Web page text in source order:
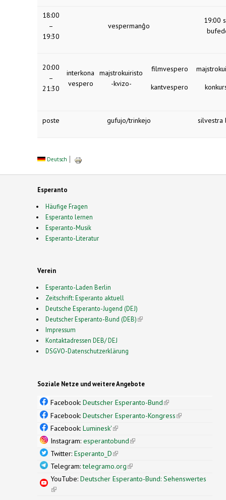
18:00
–
19:30
vespermanĝo
19:00
20:00
–
21:30
interkona
vespero
majstrokuiristo
-kvizo-
filmvespero
kantvespero
poste gufujo/trinkejo silvestra
Deutsch
Esperanto
Häufige Fragen
Esperanto lernen
Esperanto-Musik
Esperanto-Literatur
Verein
Esperanto-Laden Berlin
Zeitschrift: Esperanto aktuell
Deutsche Esperanto-Jugend (DEJ)
Deutscher Esperanto-Bund (DEB)(link is external)
Impressum
Kontaktadressen DEB/ DEJ
DSGVO-Datenschutzerklärung
Soziale Netze und weitere Angebote
Facebook: Deutscher Esperanto-Bund(link is
external)
Facebook: Deutscher Esperanto-Kongress(link is
Facebook: Luminesk'(link is external)
Instagram: esperantobund(link is external)
Twitter: Esperanto_D(link is external)
Telegram:telegramo.org(link is external)
YouTube: Deutscher Esperanto-Bund: Sehenswertes
(link is external)